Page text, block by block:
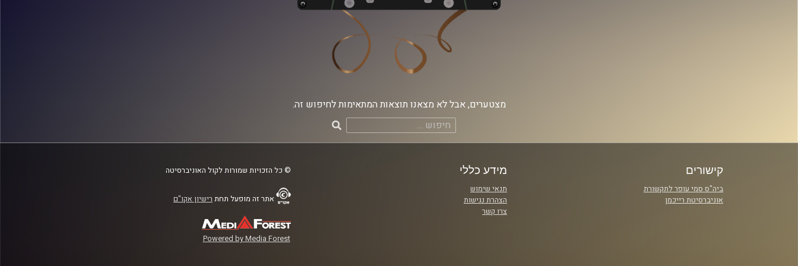
מצטערים, אבל לא מצאנו תוצאות המתאימות לחיפוש זה.
חיפוש:
קישורים
ביה"ס סמי עופר לתקשורת
אוניברסיטת רייכמן
מידע כללי
תנאי שימוש
הצהרת נגישות
צרו קשר
© כל הזכויות שמורות לקול האוניברסיטה
אתר זה מופעל תחת רישיון אקו"ם
Powered by Media Forest